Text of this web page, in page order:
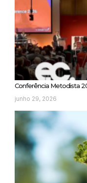
Conferência Metodista
junho 29, 2026